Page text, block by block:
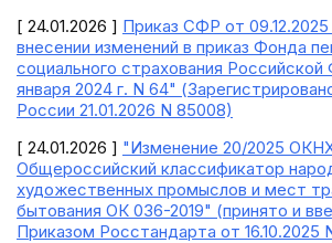
[ 24.01.2026 ] Приказ СФР от
внесении изменений в приказ Фонда
социального страхования
января 2024 г. N 64"
России 21.01.2026 N 85008)
[ 24.01.2026 ] "Изменение 20/2025
Общероссийский классификатор
художественных промыслов и мест
бытования ОК 036-2019" (принято и
Приказом Росстандарта от 16.10.2025